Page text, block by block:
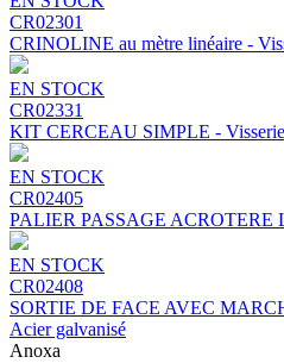
CR02301
CRINOLINE au mètre linéaire -
EN STOCK
CR02331
KIT CERCEAU SIMPLE -
EN STOCK
CR02405
PALIER PASSAGE ACROTERE
EN STOCK
CR02408
SORTIE DE FACE AVEC
Acier galvanisé
Anoxa